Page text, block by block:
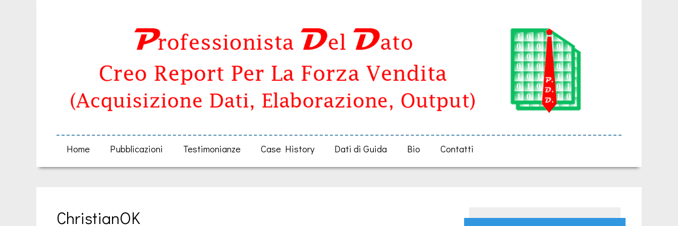
Home Pubblicazioni Testimonianze Case History Dati di Guida Bio Contatti
ChristianOK